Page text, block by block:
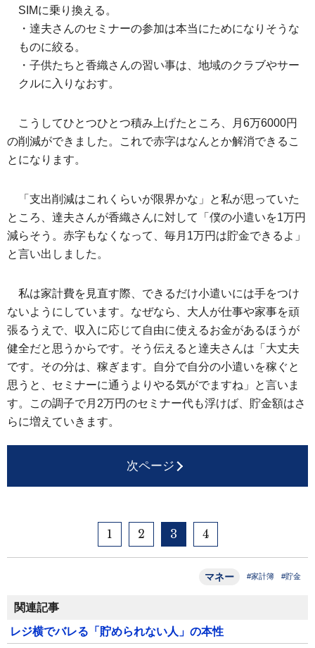
SIMに乗り換える。
・達夫さんのセミナーの参加は本当にためになりそうな
ものに絞る。
・子供たちと香織さんの習い事は、地域のクラブやサー
クルに入りなおす。
こうしてひとつひとつ積み上げたところ、月6万6000円
の削減ができました。これで赤字はなんとか解消できるこ
とになります。
「支出削減はこれくらいが限界かな」と私が思っていた
ところ、達夫さんが香織さんに対して「僕の小遣いを1万円
減らそう。赤字もなくなって、毎月1万円は貯金できるよ」
と言い出しました。
私は家計費を見直す際、できるだけ小遣いには手をつけ
ないようにしています。なぜなら、大人が仕事や家事を頑
張るうえで、収入に応じて自由に使えるお金があるほうが
健全だと思うからです。そう伝えると達夫さんは「大丈夫
です。その分は、稼ぎます。自分で自分の小遣いを稼ぐと
思うと、セミナーに通うよりやる気がでますね」と言いま
す。この調子で月2万円のセミナー代も浮けば、貯金額はさ
らに増えていきます。
次ページ
1 2 3 4
マネー #家計簿 #貯金
関連記事
レジ横でバレる「貯められない人」の本性